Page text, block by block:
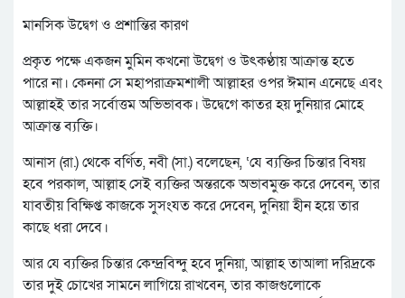
মানসিক উদ্বেগ ও প্রশান্তির কারণ
প্রকৃত পক্ষে একজন মুমিন কখনো উদ্বেগ ও উৎকণ্ঠায় আক্রান্ত হতে
পারে না। কেননা সে মহাপরাক্রমশালী আল্লাহর ওপর ঈমান এনেছে এবং
আল্লাহই তার সর্বোত্তম অভিভাবক। উদ্বেগে কাতর হয় দুনিয়ার মোহে
আক্রান্ত ব্যক্তি।
আনাস (রা.) থেকে বর্ণিত, নবী (সা.) বলেছেন, ‘যে ব্যক্তির চিন্তার বিষয়
হবে পরকাল, আল্লাহ সেই ব্যক্তির অন্তরকে অভাবমুক্ত করে দেবেন, তার
যাবতীয় বিক্ষিপ্ত কাজকে সুসংযত করে দেবেন, দুনিয়া হীন হয়ে তার
কাছে ধরা দেবে।
আর যে ব্যক্তির চিন্তার কেন্দ্রবিন্দু হবে দুনিয়া, আল্লাহ তাআলা দরিদ্রকে
তার দুই চোখের সামনে লাগিয়ে রাখবেন, তার কাজগুলোকে